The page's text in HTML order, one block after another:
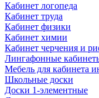
Кабинет логопеда
Кабинет труда
Кабинет физики
Кабинет химии
Кабинет черчения и
Лингафонные
Мебель для кабинета
Школьные доски
Доски 1-элементные